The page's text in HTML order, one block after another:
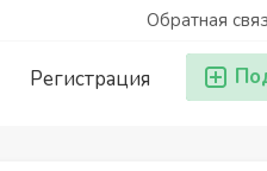
Обратная
Регистрация